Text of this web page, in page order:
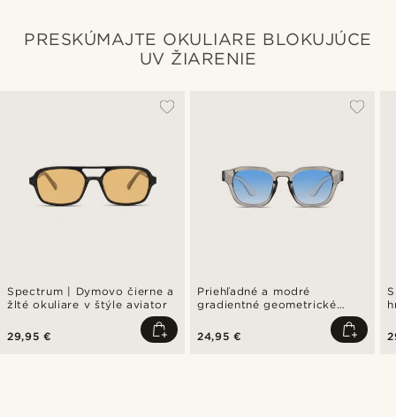
PRESKÚMAJTE OKULIARE BLOKUJÚCE
UV ŽIARENIE
Spectrum | Dymovo čierne a
žlté okuliare v štýle aviator
29,95 €
Priehľadné a modré
gradientné geometrické
vyvýšeným rámom
24,95 €